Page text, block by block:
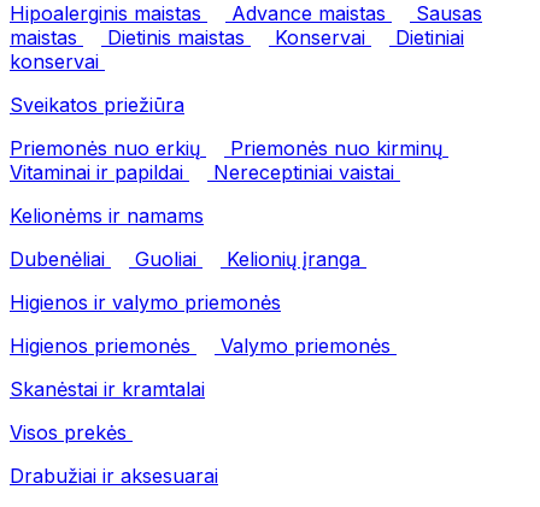
Hipoalerginis maistas
Advance maistas
Sausas
maistas
Dietinis maistas Konservai
Dietiniai
konservai
Sveikatos priežiūra
Priemonės nuo erkių
Priemonės nuo kirminų
Vitaminai ir papildai
Nereceptiniai vaistai
Kelionėms ir namams
Dubenėliai
Guoliai
Kelionių įranga
Higienos ir valymo priemonės
Higienos priemonės
Valymo priemonės
Skanėstai ir kramtalai
Visos prekės
Drabužiai ir aksesuarai